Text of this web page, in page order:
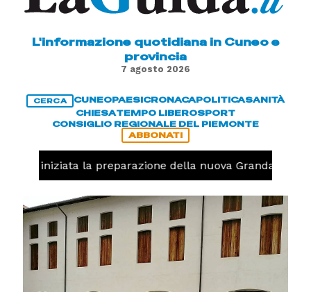
L'informazione quotidiana in Cuneo e
provincia
7 agosto 2026
CERCA CUNEOPAESICRONACAPOLITICASANITÀ
CHIESATEMPO LIBEROSPORT
CONSIGLIO REGIONALE DEL PIEMONTE
ABBONATI
iniziata la preparazione della nuova Granda Volley